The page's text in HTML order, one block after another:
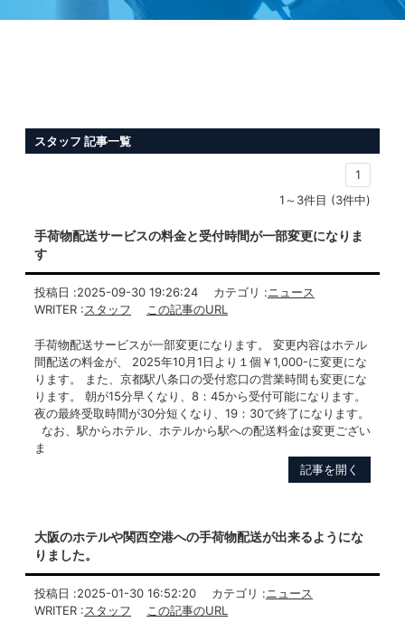
スタッフ 記事一覧
1
1～3件目 (3件中)
手荷物配送サービスの料金と受付時間が一部変更になりま
す
投稿日 :2025-09-30 19:26:24 カテゴリ :ニュース
WRITER :スタッフ この記事のURL
手荷物配送サービスが一部変更になります。 変更内容はホテル
間配送の料金が、 2025年10月1日より１個￥1,000-に変更にな
ります。 また、京都駅八条口の受付窓口の営業時間も変更にな
ります。 朝が15分早くなり、8：45から受付可能になります。
夜の最終受取時間が30分短くなり、19：30で終了になります。
なお、駅からホテル、ホテルから駅への配送料金は変更ござい
ま
記事を開く
大阪のホテルや関西空港への手荷物配送が出来るようにな
りました。
投稿日 :2025-01-30 16:52:20 カテゴリ :ニュース
WRITER :スタッフ この記事のURL